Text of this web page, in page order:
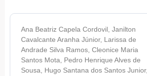
Ana Beatriz Capela Cordovil, Janilton
Cavalcante Aranha Júnior, Larissa de
Andrade Silva Ramos, Cleonice Maria
Santos Mota, Pedro Henrique Alves de
Sousa, Hugo Santana dos Santos Junior,